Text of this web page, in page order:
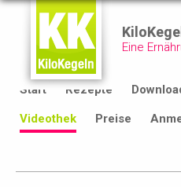
Eine
Start Rezepte
Videothek Preise